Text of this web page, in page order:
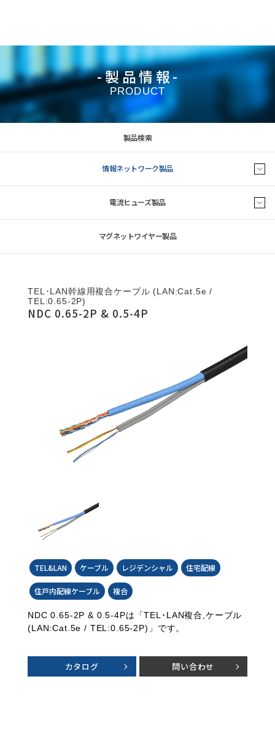
-製品情報-
PRODUCT
製品検索
情報ネットワーク製品
電流ヒューズ製品
マグネットワイヤー製品
TEL･LAN幹線用複合ケーブル (LAN:Cat.5e /
TEL:0.65-2P)
NDC 0.65-2P & 0.5-4P
TEL&LAN ケーブル レジデンシャル 住宅配線
住戸内配線ケーブル 複合
NDC 0.65-2P & 0.5-4Pは「TEL･LAN複合,ケーブル
(LAN:Cat.5e / TEL:0.65-2P)」です。
カタログ 問い合わせ